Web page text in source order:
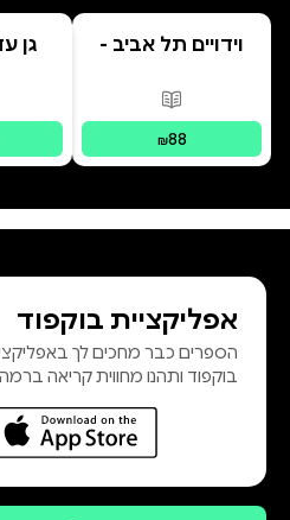
וידויים תל אביב -
פורמטים זמינים
₪88
גן
אפליקציית בוקפוד
הספרים כבר מחכים לך
בוקפוד ותהנו מחווית קריאה